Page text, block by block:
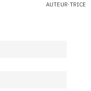
AUTEUR·TRICE